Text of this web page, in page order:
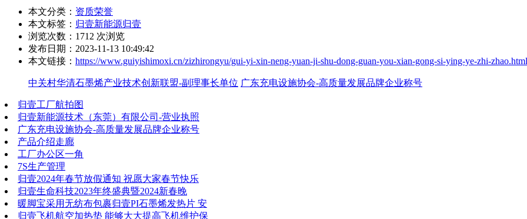
本文分类： 资质荣誉
本文标签： 归壹新能源归壹
浏览次数： 1712 次浏览
发布日期：2023-11-13 10:49:42
本文链接： https://www.guiyishimoxi.cn/zizhirongyu/gui-yi-xin-neng-yuan-ji-shu-dong-guan-you-xian-gong-si-ying-ye-zhi-zhao.html
中关村华清石墨烯产业技术创新联盟-副理事长单位 广东充电设施协会-高质量发展品牌企业称号
归壹工厂航拍图
归壹新能源技术（东莞）有限公司-营业执照
广东充电设施协会-高质量发展品牌企业称号
产品介绍走廊
工厂办公区一角
7S生产管理
归壹2024年春节放假通知 祝愿大家春节快乐
归壹生命科技2023年终盛典暨2024新春晚
暖脚宝采用无纺布包裹归壹PI石墨烯发热片 安
归壹飞机航空加热垫 能够大大提高飞机维护保